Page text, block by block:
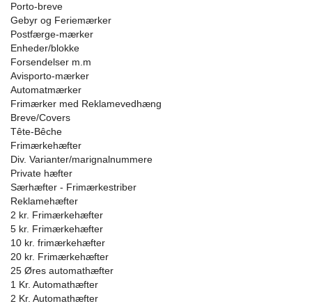
Porto-breve
Gebyr og Feriemærker
Postfærge-mærker
Enheder/blokke
Forsendelser m.m
Avisporto-mærker
Automatmærker
Frimærker med Reklamevedhæng
Breve/Covers
Tête-Bêche
Frimærkehæfter
Div. Varianter/marignalnummere
Private hæfter
Særhæfter - Frimærkestriber
Reklamehæfter
2 kr. Frimærkehæfter
5 kr. Frimærkehæfter
10 kr. frimærkehæfter
20 kr. Frimærkehæfter
25 Øres automathæfter
1 Kr. Automathæfter
2 Kr. Automathæfter